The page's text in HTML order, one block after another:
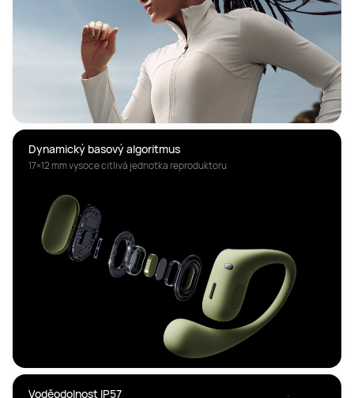
Dynamický basový algoritmus
17×12 mm vysoce citlivá jednotka reproduktoru
Voděodolnost IP57